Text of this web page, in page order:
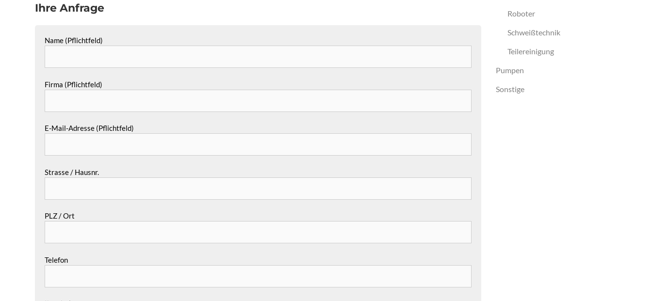
Ihre Anfrage
Name (Pflichtfeld)
Firma (Pflichtfeld)
E-Mail-Adresse (Pflichtfeld)
Strasse / Hausnr.
PLZ / Ort
Telefon
Roboter
Schweißtechnik
Teilereinigung
Pumpen
Sonstige